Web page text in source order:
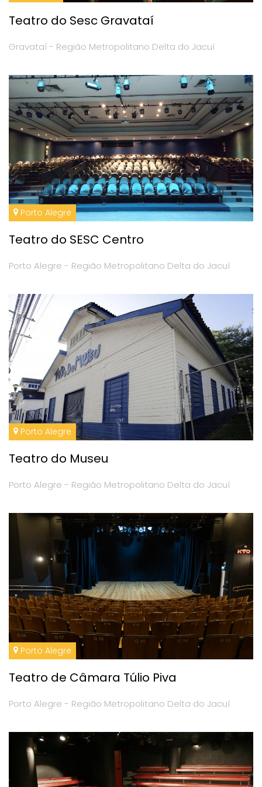
Teatro do Sesc Gravataí
Gravataí - Região Metropolitano Delta do Jacuí
Porto Alegre
Teatro do SESC Centro
Porto Alegre - Região Metropolitano Delta do Jacuí
Porto Alegre
Teatro do Museu
Porto Alegre - Região Metropolitano Delta do Jacuí
Porto Alegre
Teatro de Câmara Túlio Piva
Porto Alegre - Região Metropolitano Delta do Jacuí